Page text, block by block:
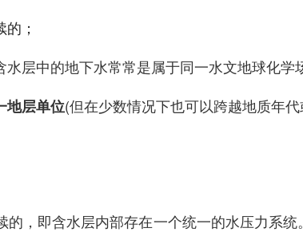
；
层中的地下水常常是属于同一水文地球化学
地层单位(但在少数情况下也可以跨越地质年
，即含水层内部存在一个统一的水压力系统